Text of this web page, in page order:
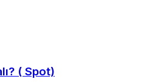
( Spot)